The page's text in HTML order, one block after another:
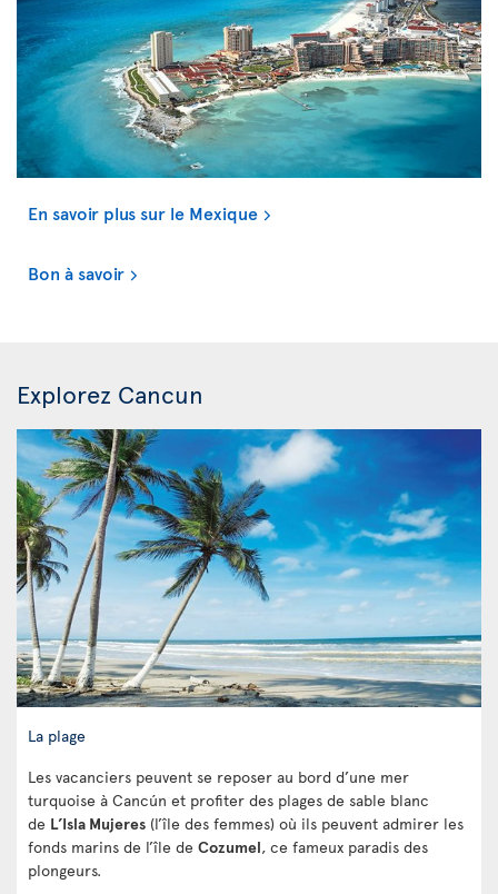
En savoir plus sur le Mexique
Bon à savoir
Explorez Cancun
La plage
Les vacanciers peuvent se reposer au bord d’une mer
turquoise à Cancún et profiter des plages de sable blanc
de L’Isla Mujeres (l’île des femmes) où ils peuvent admirer les
fonds marins de l’île de Cozumel, ce fameux paradis des
plongeurs.